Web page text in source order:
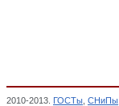
2010-2013. ГОСТы СНиПы